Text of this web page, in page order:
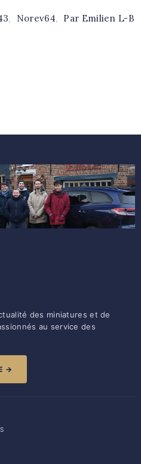
, Norev64, Par Emilien L-B
des miniatures et de
au service des
→